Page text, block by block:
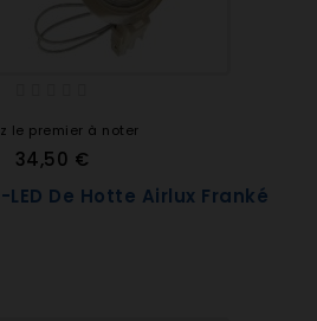
le premier à noter
34,50 €
De Hotte Airlux Franké